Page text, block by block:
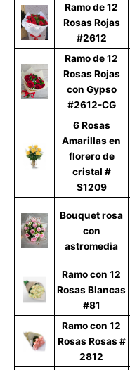
Ramo de 12
Rosas Rojas
#2612
Ramo de 12
Rosas Rojas
con Gypso
#2612-CG
6 Rosas
Amarillas en
florero de
cristal #
S1209
Bouquet rosa
con
astromedia
Ramo con 12
Rosas Blancas
#81
Ramo con 12
Rosas Rosas #
2812